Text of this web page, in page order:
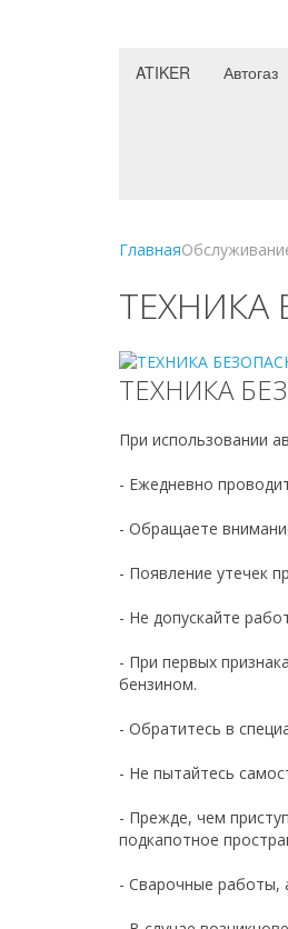
ATIKER Автогаз
Главная
ТЕХНИКА
ТЕХНИКА
При использовании
- Ежедневно
- Обращаете
- Появление утечек
- Не допускайте
- При первых
бензином.
- Обратитесь в
- Не пытайтесь
- Прежде, чем
подкапотное
- Сварочные работы,